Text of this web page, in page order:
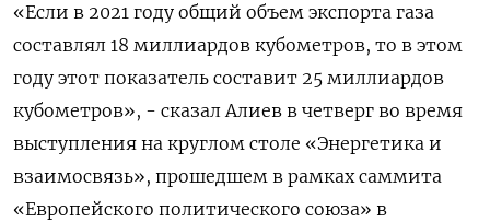
«Если в 2021 году общий объем экспорта газа
составлял 18 миллиардов кубометров, то в этом
году этот показатель составит 25 миллиардов
кубометров», - сказал Алиев в четверг во время
выступления на круглом столе «Энергетика и
взаимосвязь», прошедшем в рамках саммита
«Европейского политического союза» в